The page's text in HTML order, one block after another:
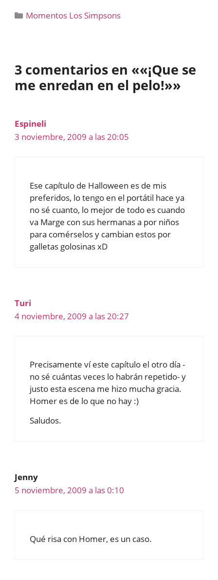
Categorías
Momentos Los Simpsons
3 comentarios en ««¡Que se
me enredan en el pelo!»»
Espineli
3 noviembre, 2009 a las 20:05
Ese capítulo de Halloween es de mis
preferidos, lo tengo en el portátil hace ya
no sé cuanto, lo mejor de todo es cuando
va Marge con sus hermanas a por niños
para comérselos y cambian estos por
galletas golosinas xD
Turi
4 noviembre, 2009 a las 20:27
Precisamente ví este capítulo el otro día -
no sé cuántas veces lo habrán repetido- y
justo esta escena me hizo mucha gracia.
Homer es de lo que no hay :)
Saludos.
Jenny
5 noviembre, 2009 a las 0:10
Qué risa con Homer, es un caso.